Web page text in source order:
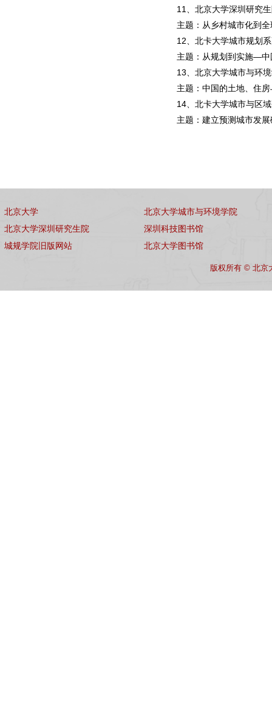
11、北京大学深圳研究
主题：从乡村城市化到
12、北卡大学城市规划
主题：从规划到实施—
13、北京大学城市与环
主题：中国的土地、住
14、北卡大学城市与区
主题：建立预测城市发
北京大学
北京大学深圳研究生院
城规学院旧版网站
北京大学城市与环境学院
深圳科技图书馆
北京大学图书馆
版权所有 © 北